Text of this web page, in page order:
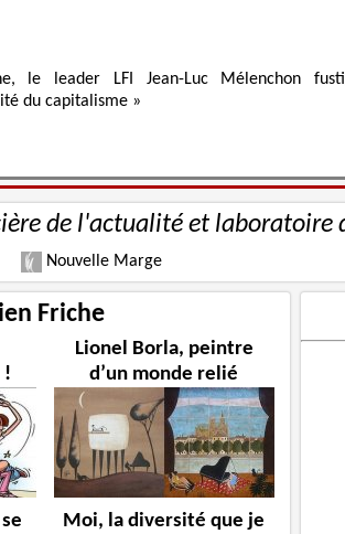
le leader LFI Jean-Luc Mélenchon
du capitalisme »
de l'actualité et laboratoire
Nouvelle Marge
Friche
!
Lionel Borla, peintre
d’un monde relié
Moi, la diversité que je